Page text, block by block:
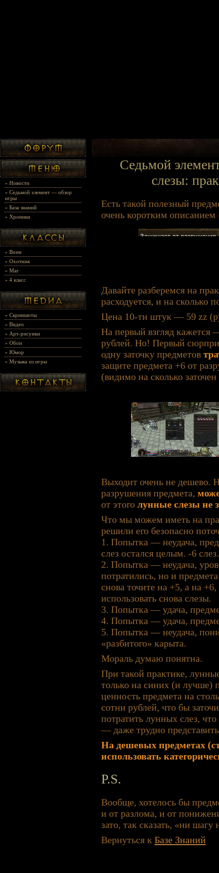
» Новости
» Седьмой элемент — обзор
игры
» База знаний
» Хроники
» Воин
» Охотник
» Маг
» 4 класс
» Скриншоты
» Видео
» Арт-рисунки
» Обои
» Юмор
» Музыка из игры
Седьмой
слезы:
Есть такой полезный
очень коротким
Давайте разберемся на
расходуется, и на сколько
Цена 10-ти штук — 59 zz
На первый взгляд
рублей. Но! Первый
одну заточку предметов
защите предмета +6 от
(видимо на сколько
Выходит очень не дешево.
разрушения предмета,
от этого лунные слезы
Что мы можем иметь на
решили его безопасно
1. Попытка — неудача,
слез остался целым. -6 слез.
2. Попытка — неудача,
потратились, но и
снова точите на +5, а на
использовать снова слезы.
3. Попытка — удача,
4. Попытка — удача,
5. Попытка — неудача,
«разбитого» карыта.
Мораль думаю понятна.
При такой практике,
только на синих (и лучше)
ценность предмета на
сотни рублей, что бы
потратить лунных слез,
— даже трудно
На дешевых предметах
использовать
P.S.
Вообще, хотелось бы
и от разлома, и от
зато, так сказать, «ни шагу
Вернуться к Базе Знаний